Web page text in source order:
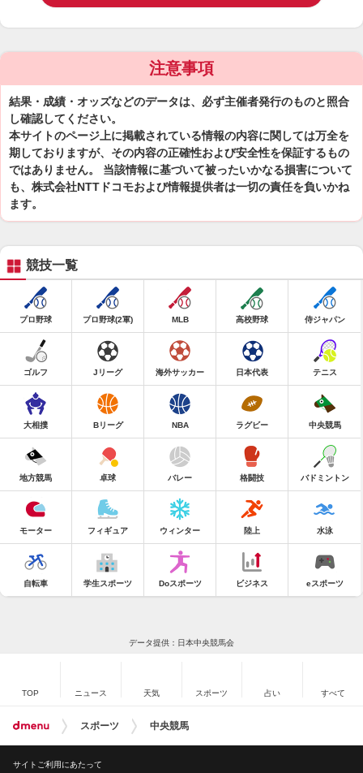
注意事項
結果・成績・オッズなどのデータは、必ず主催者発行のものと照合
し確認してください。
本サイトのページ上に掲載されている情報の内容に関しては万全を
期しておりますが、その内容の正確性および安全性を保証するもの
ではありません。 当該情報に基づいて被ったいかなる損害について
も、株式会社NTTドコモおよび情報提供者は一切の責任を負いかね
ます。
競技一覧
プロ野球 プロ野球(2軍) MLB 高校野球 侍ジャパン
ゴルフ Jリーグ 海外サッカー 日本代表 テニス
大相撲 Bリーグ NBA ラグビー 中央競馬
地方競馬 卓球 バレー 格闘技 バドミントン
モーター フィギュア ウィンター 陸上 水泳
自転車 学生スポーツ Doスポーツ ビジネス eスポーツ
データ提供：日本中央競馬会
TOP ニュース 天気 スポーツ 占い すべて
スポーツ 中央競馬
サイトご利用にあたって